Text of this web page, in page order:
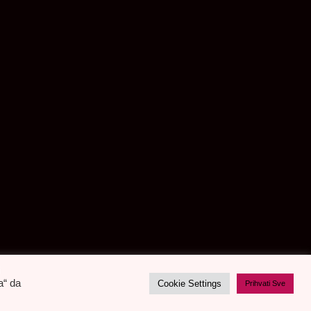
da
Cookie Settings Prihvati Sve